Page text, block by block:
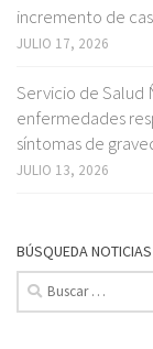
incremento de
JULIO 17, 2026
Servicio de Salud
enfermedades
síntomas de
JULIO 13, 2026
BÚSQUEDA NOTICIAS
Buscar: